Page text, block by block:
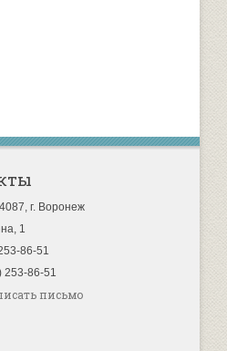
г. Воронеж
1
86-51
253-86-51
письмо